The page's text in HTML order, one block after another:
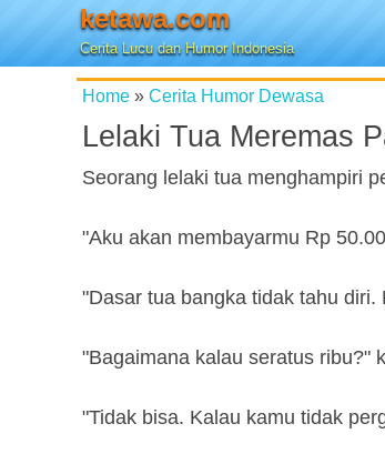
ketawa.com
Cerita Lucu dan Humor Indonesia
Home » Cerita Humor Dewasa
Lelaki Tua Meremas
Seorang lelaki tua menghampiri
"Aku akan membayarmu Rp
"Dasar tua bangka tidak tahu
"Bagaimana kalau seratus ribu?"
"Tidak bisa. Kalau kamu tidak